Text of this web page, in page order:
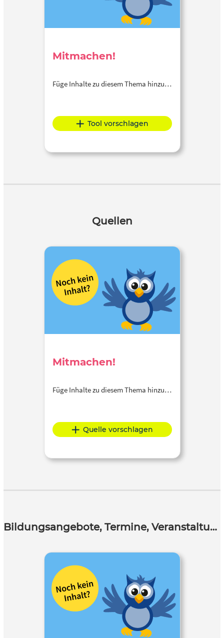
Mitmachen!
Füge Inhalte zu diesem Thema hinzu…
Tool vorschlagen
Quellen
Mitmachen!
Füge Inhalte zu diesem Thema hinzu…
Quelle vorschlagen
Bildungsangebote, Termine, Veranstaltungen